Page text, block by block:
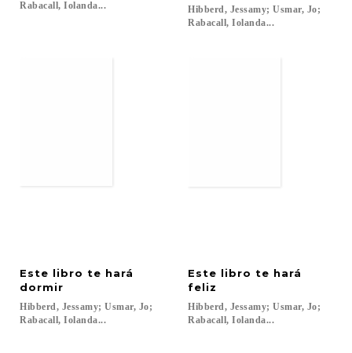
Rabacall, Iolanda...
Hibberd, Jessamy; Usmar, Jo;
Rabacall, Iolanda...
Este libro te hará
dormir
Hibberd, Jessamy; Usmar, Jo;
Rabacall, Iolanda...
Este libro te hará
feliz
Hibberd, Jessamy; Usmar, Jo;
Rabacall, Iolanda...